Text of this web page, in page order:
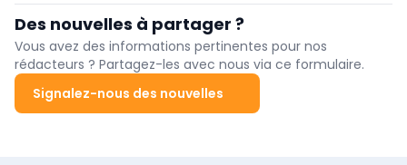
créative figurent parmi les principaux atouts de cette pâte au vrai
goût de beurre crémeux, perfectionnée depuis les années 1970.
Des nouvelles à partager ?
Vous avez des informations pertinentes pour nos
rédacteurs ? Partagez-les avec nous via ce formulaire.
Signalez-nous des nouvelles